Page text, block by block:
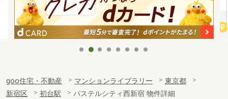
goo住宅・不動産 マンションライブラリー
東京都
新宿区
初台駅 パステルシティ西新宿 物件詳細